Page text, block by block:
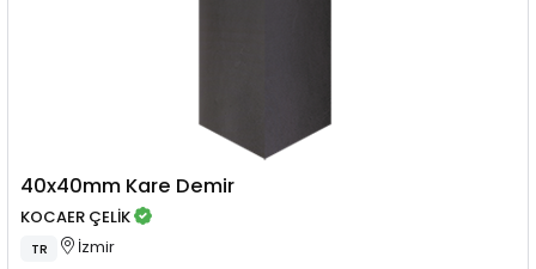
40x40mm Kare Demir
KOCAER ÇELİK
TR İzmir